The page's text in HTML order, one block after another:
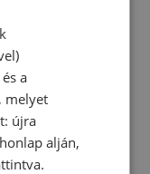
a
melyet
újra
alján,